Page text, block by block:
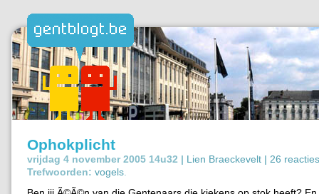
Ophokplicht
vrijdag 4 november 2005 14u32 | Lien Braeckevelt | 26 reacties
Trefwoorden: vogels